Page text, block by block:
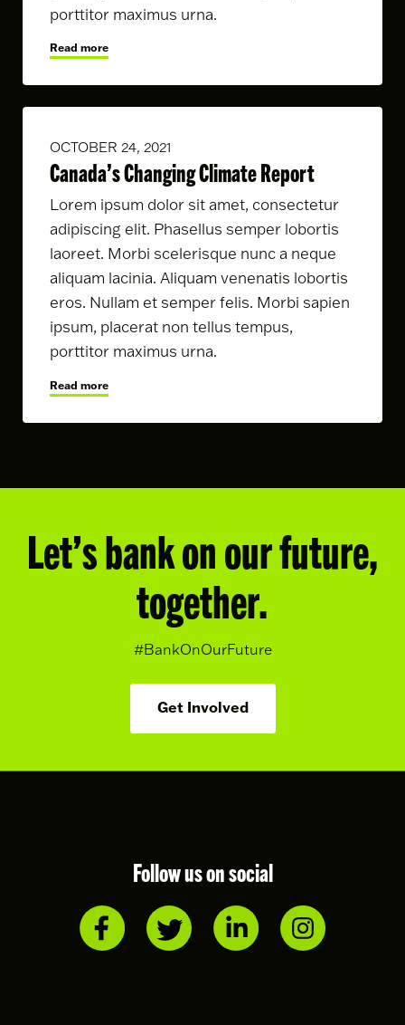
porttitor maximus urna.
Read more
OCTOBER 24, 2021
Canada’s Changing Climate Report
Lorem ipsum dolor sit amet, consectetur
adipiscing elit. Phasellus semper lobortis
laoreet. Morbi scelerisque nunc a neque
aliquam lacinia. Aliquam venenatis lobortis
eros. Nullam et semper felis. Morbi sapien
ipsum, placerat non tellus tempus,
porttitor maximus urna.
Read more
Let’s bank on our future,
together.
#BankOnOurFuture
Get Involved
Follow us on social